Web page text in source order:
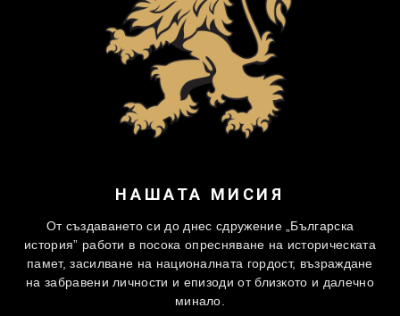
НАШАТА МИСИЯ
От създаването си до днес сдружение „Българска
история” работи в посока опресняване на историческата
памет, засилване на националната гордост, възраждане
на забравени личности и епизоди от близкото и далечно
минало.